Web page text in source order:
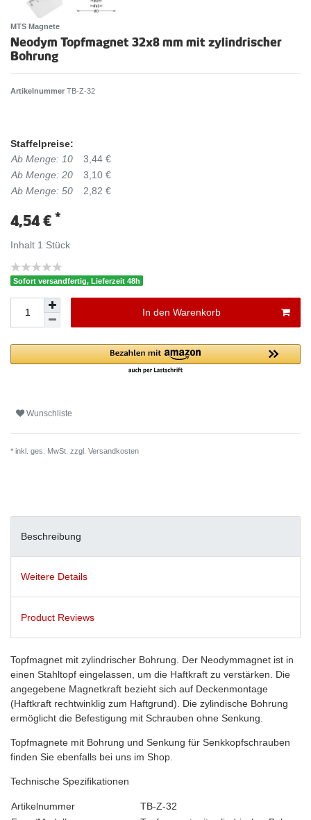
MTS Magnete
Neodym Topfmagnet 32x8 mm mit zylindrischer
Bohrung
Artikelnummer TB-Z-32
Staffelpreise:
Ab Menge: 10
3,44 €
Ab Menge: 20
3,10 €
Ab Menge: 50
2,82 €
4,54 € *
Inhalt 1 Stück
Sofort versandfertig, Lieferzeit 48h
In den Warenkorb
Wunschliste
* inkl. ges. MwSt. zzgl. Versandkosten
Beschreibung
Weitere Details
Product Reviews
Topfmagnet mit zylindrischer Bohrung. Der Neodymmagnet ist in
einen Stahltopf eingelassen, um die Haftkraft zu verstärken. Die
angegebene Magnetkraft bezieht sich auf Deckenmontage
(Haftkraft rechtwinklig zum Haftgrund). Die zylindische Bohrung
ermöglicht die Befestigung mit Schrauben ohne Senkung.
Topfmagnete mit Bohrung und Senkung für Senkkopfschrauben
finden Sie ebenfalls bei uns im Shop.
Technische Spezifikationen
Artikelnummer
TB-Z-32